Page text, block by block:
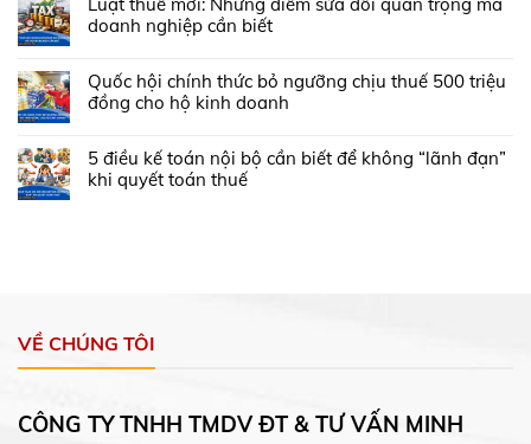
doanh nghiệp cần biết
Quốc hội chính thức bỏ ngưỡng chịu thuế 500 triệu
đồng cho hộ kinh doanh
5 điều kế toán nội bộ cần biết để không “lãnh đạn”
khi quyết toán thuế
VỀ CHÚNG TÔI
CÔNG TY TNHH TMDV ĐT & TƯ VẤN MINH